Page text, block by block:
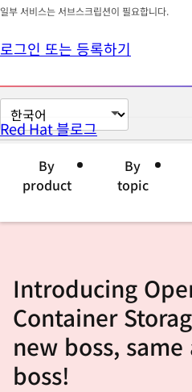
일부 서비스는 서브스크립션이 필요합니다.
로그인 또는 등록하기
페
이
변
Red Hat 블로그
By
product
By
topic
Introducing
Container
new boss,
boss!